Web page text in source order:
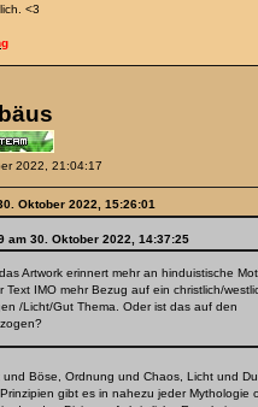
<3
2022, 21:04:17
Oktober 2022, 15:26:01
am 30. Oktober 2022, 14:37:25
Artwork erinnert mehr an hinduistische
Text IMO mehr Bezug auf ein christlich/
/Licht/Gut Thema. Oder ist das auf den
und Böse, Ordnung und Chaos, Licht und
gibt es in nahezu jeder Mythologie